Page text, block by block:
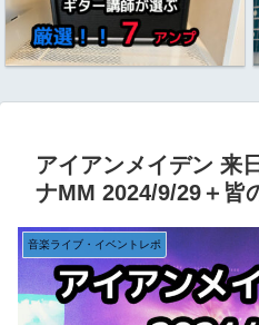
アイアンメイデン 来
ナMM 2024/9/29＋皆
音楽ライブ・イベントレポ